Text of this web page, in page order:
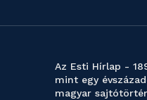
Az Esti Hírlap -
mint egy
magyar